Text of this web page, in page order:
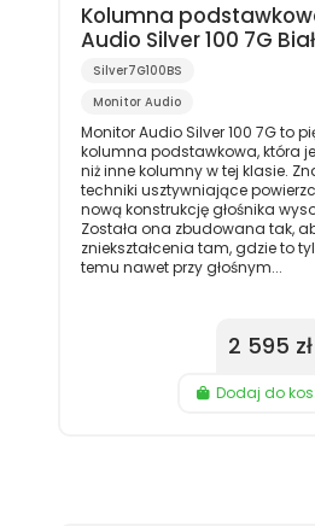
Kolumna
Audio Silver 100 7G
Silver7G100BS
Monitor Audio
Monitor Audio Silver 100 7G to
kolumna podstawkowa, która
niż inne kolumny w tej klasie.
techniki usztywniające
nową konstrukcję głośnika
Została ona zbudowana tak,
zniekształcenia tam, gdzie to
temu nawet przy głośnym...
2 595 zł
Dodaj do